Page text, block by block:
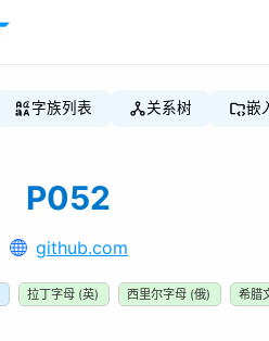
字族列表 关系树 嵌
P052
github.com
拉丁字母 (英) 西里尔字母 (俄) 希腊